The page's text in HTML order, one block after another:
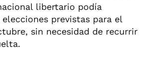
libertario podía
previstas para el
sin necesidad de recurrir